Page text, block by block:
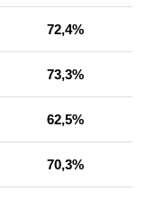
72,4%
73,3%
62,5%
70,3%